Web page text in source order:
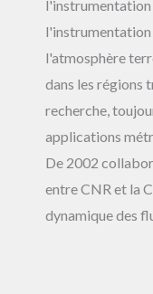
l'instrumentation
l'instrumentation
l'atmosphère
dans les régions
recherche,
applications
De 2002
entre CNR et la
dynamique des